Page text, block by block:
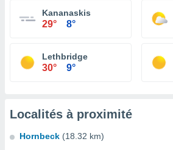
Kananaskis
29° 8°
Lethbridge
30° 9°
Localités à proximité
Hornbeck (18.32 km)